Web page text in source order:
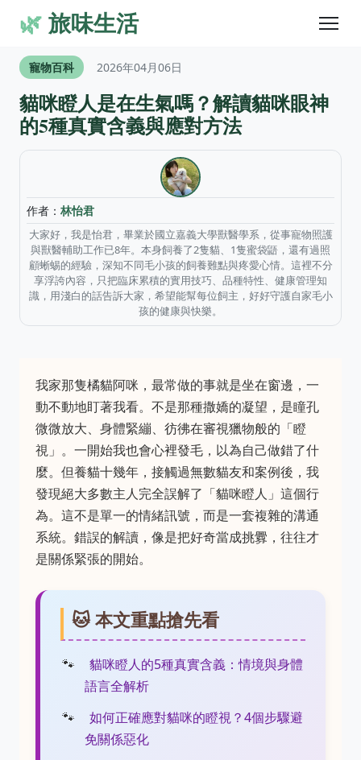
🌿旅味生活
寵物百科 2026年04月06日
貓咪瞪人是在生氣嗎？解讀貓咪眼神
的5種真實含義與應對方法
作者： 林怡君
大家好，我是怡君，畢業於國立嘉義大學獸醫學系，從事寵物照護
與獸醫輔助工作已8年。本身飼養了2隻貓、1隻蜜袋鼯，還有過照
顧蜥蜴的經驗，深知不同毛小孩的飼養難點與疼愛心情。這裡不分
享浮誇內容，只把臨床累積的實用技巧、品種特性、健康管理知
識，用淺白的話告訴大家，希望能幫每位飼主，好好守護自家毛小
孩的健康與快樂。
我家那隻橘貓阿咪，最常做的事就是坐在窗邊，一
動不動地盯著我看。不是那種撒嬌的凝望，是瞳孔
微微放大、身體緊繃、彷彿在審視獵物般的「瞪
視」。一開始我也會心裡發毛，以為自己做錯了什
麼。但養貓十幾年，接觸過無數貓友和案例後，我
發現絕大多數主人完全誤解了「貓咪瞪人」這個行
為。這不是單一的情緒訊號，而是一套複雜的溝通
系統。錯誤的解讀，像是把好奇當成挑釁，往往才
是關係緊張的開始。
🐱 本文重點搶先看
貓咪瞪人的5種真實含義：情境與身體
語言全解析
如何正確應對貓咪的瞪視？4個步驟避
免關係惡化